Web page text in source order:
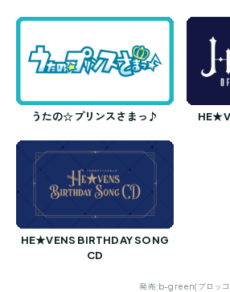
うたの☆プリンスさまっ♪
HE★VENS BIRTHDAY SONG
CD
発売:b-green(ブロッコ